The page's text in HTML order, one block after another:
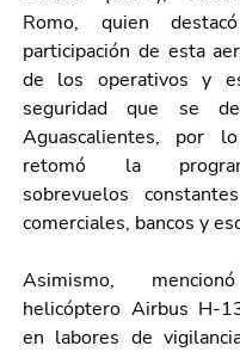
Romo, quien
participación de esta
de los operativos y
seguridad que se
Aguascalientes, por
retomó la
sobrevuelos
comerciales, bancos y
Asimismo,
helicóptero Airbus H-
en labores de